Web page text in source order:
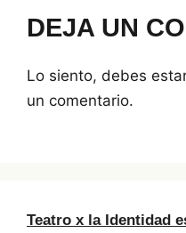
DEJA UN
Lo siento, debes
un comentario.
Teatro x la Identidad